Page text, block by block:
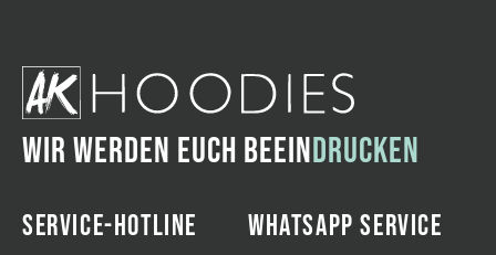
WIR WERDEN EUCH BEEINDRUCKEN
SERVICE-HOTLINE WHATSAPP SERVICE